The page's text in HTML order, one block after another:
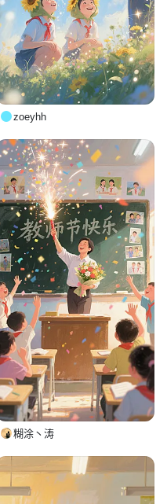
zoeyhh
糊涂丶涛